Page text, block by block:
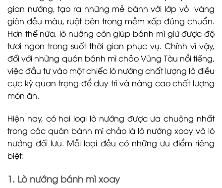
gian nướng, tạo ra những mẻ bánh với lớp vỏ vàng
giòn đều màu, ruột bên trong mềm xốp đúng chuẩn.
Hơn thế nữa, lò nướng còn giúp bánh mì giữ được độ
tươi ngon trong suốt thời gian phục vụ. Chính vì vậy,
đối với những quán bánh mì chảo Vũng Tàu nổi tiếng,
việc đầu tư vào một chiếc lò nướng chất lượng là điều
cực kỳ quan trọng để duy trì và nâng cao chất lượng
món ăn.
Hiện nay, có hai loại lò nướng được ưa chuộng nhất
trong các quán bánh mì chảo là lò nướng xoay và lò
nướng đối lưu. Mỗi loại đều có những ưu điểm riêng
biệt:
1. Lò nướng bánh mì xoay